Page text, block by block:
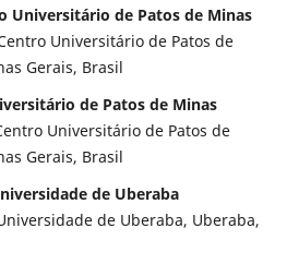
Universitário de Patos de Minas
Universitário de Patos de
Gerais, Brasil
de Patos de Minas
Universitário de Patos de
Gerais, Brasil
de Uberaba
de Uberaba, Uberaba,